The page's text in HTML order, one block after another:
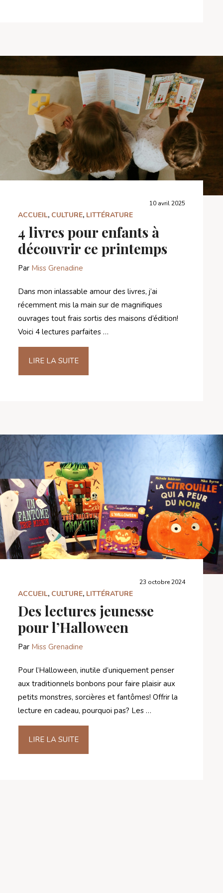
10 avril 2025
ACCUEIL, CULTURE, LITTÉRATURE
4 livres pour enfants à
découvrir ce printemps
Par Miss Grenadine
Dans mon inlassable amour des livres, j’ai
récemment mis la main sur de magnifiques
ouvrages tout frais sortis des maisons d’édition!
Voici 4 lectures parfaites …
LIRE LA SUITE
23 octobre 2024
ACCUEIL, CULTURE, LITTÉRATURE
Des lectures jeunesse
pour l’Halloween
Par Miss Grenadine
Pour l’Halloween, inutile d’uniquement penser
aux traditionnels bonbons pour faire plaisir aux
petits monstres, sorcières et fantômes! Offrir la
lecture en cadeau, pourquoi pas? Les …
LIRE LA SUITE